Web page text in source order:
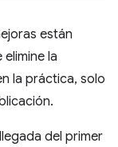
están
la
la práctica, solo
del primer